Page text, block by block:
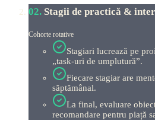
02. Stagii de practică &
Cohorte rotative
Stagiari lucrează pe
„task-uri de umplutură”.
Fiecare stagiar are
săptămânal.
La final, evaluare
recomandare pentru piață